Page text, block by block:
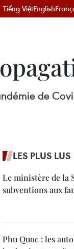
Tiếng ViệtEnglish
de
LES PLUS LUS
Le ministère de la
subventions aux
Phu Quoc : les